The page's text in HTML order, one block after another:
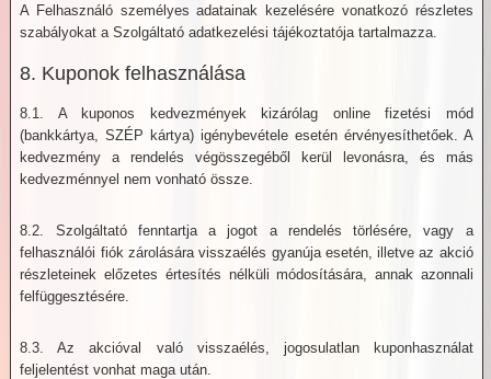
A Felhasználó személyes adatainak kezelésére vonatkozó részletes
szabályokat a Szolgáltató adatkezelési tájékoztatója tartalmazza.
8. Kuponok felhasználása
8.1. A kuponos kedvezmények kizárólag online fizetési mód
(bankkártya, SZÉP kártya) igénybevétele esetén érvényesíthetőek. A
kedvezmény a rendelés végösszegéből kerül levonásra, és más
kedvezménnyel nem vonható össze.
8.2. Szolgáltató fenntartja a jogot a rendelés törlésére, vagy a
felhasználói fiók zárolására visszaélés gyanúja esetén, illetve az akció
részleteinek előzetes értesítés nélküli módosítására, annak azonnali
felfüggesztésére.
8.3. Az akcióval való visszaélés, jogosulatlan kuponhasználat
feljelentést vonhat maga után.